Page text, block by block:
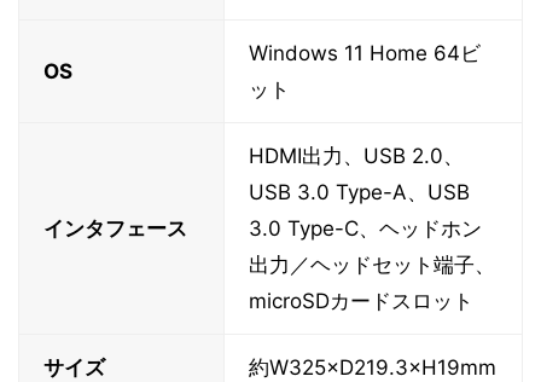
OS
Windows 11 Home 64ビ
ット
インタフェース
HDMI出力、USB 2.0、
USB 3.0 Type-A、USB
3.0 Type-C、ヘッドホン
出力／ヘッドセット端子、
microSDカードスロット
サイズ 約W325×D219.3×H19mm